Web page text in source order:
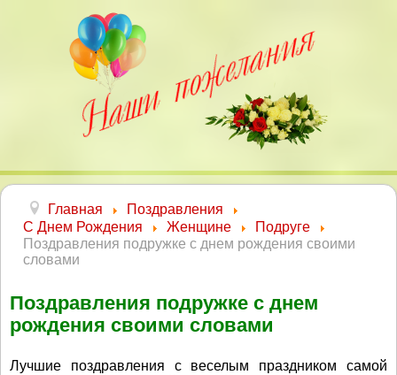
Главная
Поздравления
С Днем Рождения
Женщине
Подруге
Поздравления подружке с днем рождения своими
словами
Поздравления подружке с днем
рождения своими словами
Лучшие поздравления с веселым праздником самой